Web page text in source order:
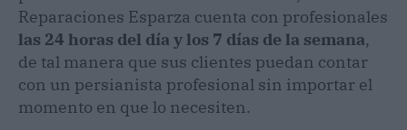
Reparaciones Esparza cuenta con profesionales
las 24 horas del día y los 7 días de la semana,
de tal manera que sus clientes puedan contar
con un persianista profesional sin importar el
momento en que lo necesiten.